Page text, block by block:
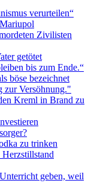
verurteilen“
Zivilisten
getötet
bis zum Ende.“
böse bezeichnet
zur Versöhnung."
Kreml in Brand zu
zu trinken
Herzstillstand
geben, weil